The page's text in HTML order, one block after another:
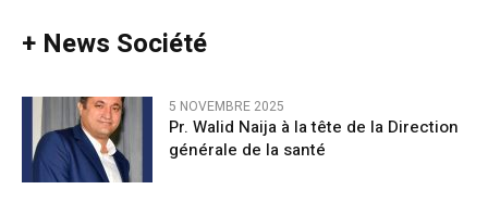
+ News Société
5 NOVEMBRE 2025
Pr. Walid Naija à la tête de la Direction
générale de la santé